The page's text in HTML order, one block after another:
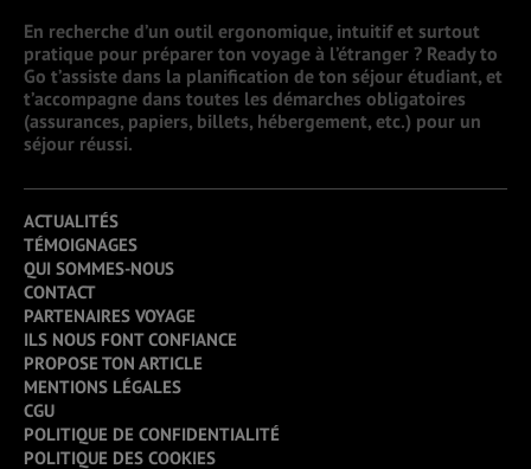
En recherche d’un outil ergonomique, intuitif et surtout
pratique pour préparer ton voyage à l’étranger ? Ready to
Go t’assiste dans la planification de ton séjour étudiant, et
t’accompagne dans toutes les démarches obligatoires
(assurances, papiers, billets, hébergement, etc.) pour un
séjour réussi.
ACTUALITÉS
TÉMOIGNAGES
QUI SOMMES-NOUS
CONTACT
PARTENAIRES VOYAGE
ILS NOUS FONT CONFIANCE
PROPOSE TON ARTICLE
MENTIONS LÉGALES
CGU
POLITIQUE DE CONFIDENTIALITÉ
POLITIQUE DES COOKIES